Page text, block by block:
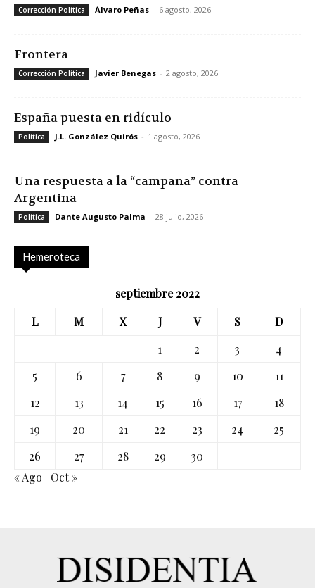
Corrección Política Álvaro Peñas - 6 agosto, 2026
Frontera
Corrección Política Javier Benegas - 2 agosto, 2026
España puesta en ridículo
Política J.L. González Quirós - 1 agosto, 2026
Una respuesta a la “campaña” contra
Argentina
Política Dante Augusto Palma - 28 julio, 2026
Hemeroteca
septiembre 2022
L
M X J V S
D
1
2 3
4
5
6 7 8 9 10
11
12
13 14 15 16 17
18
19
20 21 22 23 24
25
26
27 28 29
30
« Ago
Oct »